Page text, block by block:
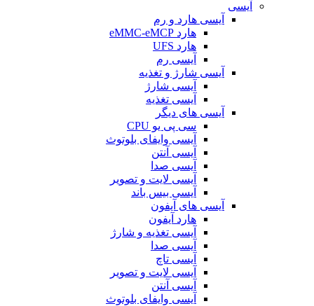
آیسی
آیسی هارد و رم
هارد eMMC-eMCP
هارد UFS
آیسی رم
آیسی شارژ و تغذیه
آیسی شارژ
آیسی تغذیه
آیسی های دیگر
سی پی یو CPU
آیسی وایفای بلوتوث
آیسی آنتن
آیسی صدا
آیسی لایت و تصویر
آیسی بیس باند
آیسی های آیفون
هارد آیفون
آیسی تغذیه و شارژ
آیسی صدا
آیسی تاچ
آیسی لایت و تصویر
آیسی آنتن
آیسی وایفای بلوتوث